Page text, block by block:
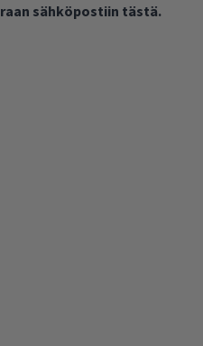
sähköpostiin tästä.